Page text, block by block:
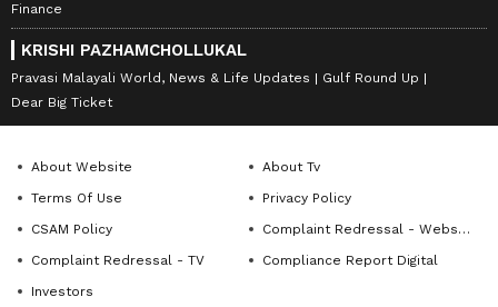
Finance
KRISHI PAZHAMCHOLLUKAL
Pravasi Malayali World, News & Life Updates
Gulf Round Up
Dear Big Ticket
About Website
About Tv
Terms Of Use
Privacy Policy
CSAM Policy
Complaint Redressal - Website
Complaint Redressal - TV
Compliance Report Digital
Investors